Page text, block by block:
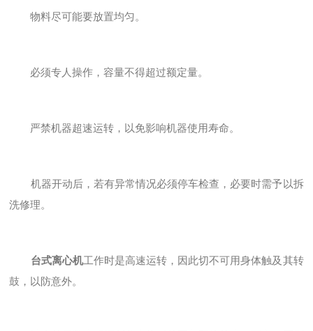
物料尽可能要放置均匀。
必须专人操作，容量不得超过额定量。
严禁机器超速运转，以免影响机器使用寿命。
机器开动后，若有异常情况必须停车检查，必要时需予以拆
洗修理。
台式离心机工作时是高速运转，因此切不可用身体触及其转
鼓，以防意外。